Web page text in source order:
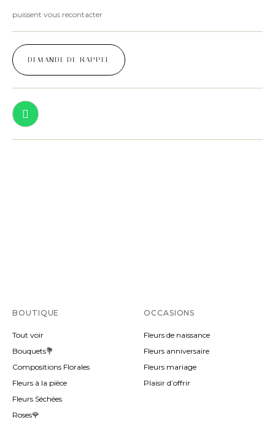
puissent vous recontacter
DEMANDE DE RAPPEL
BOUTIQUE
Tout voir
Bouquets💐
Compositions Florales
Fleurs à la pièce
Fleurs Séchées
Roses🌹
OCCASIONS
Fleurs de naissance
Fleurs anniversaire
Fleurs mariage
Plaisir d’offrir